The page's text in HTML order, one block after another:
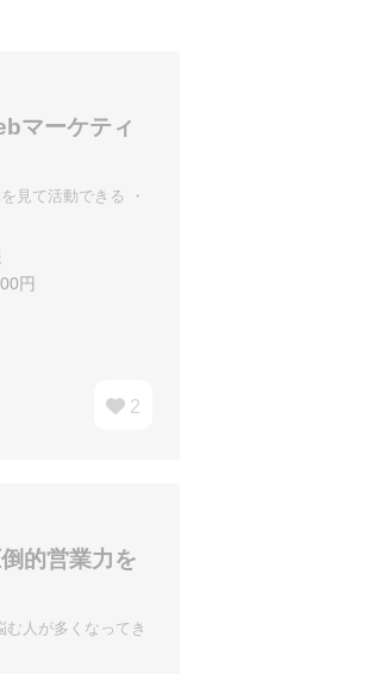
マーケティ
見て活動できる ・
円
2
的営業力を
人が多くなってき